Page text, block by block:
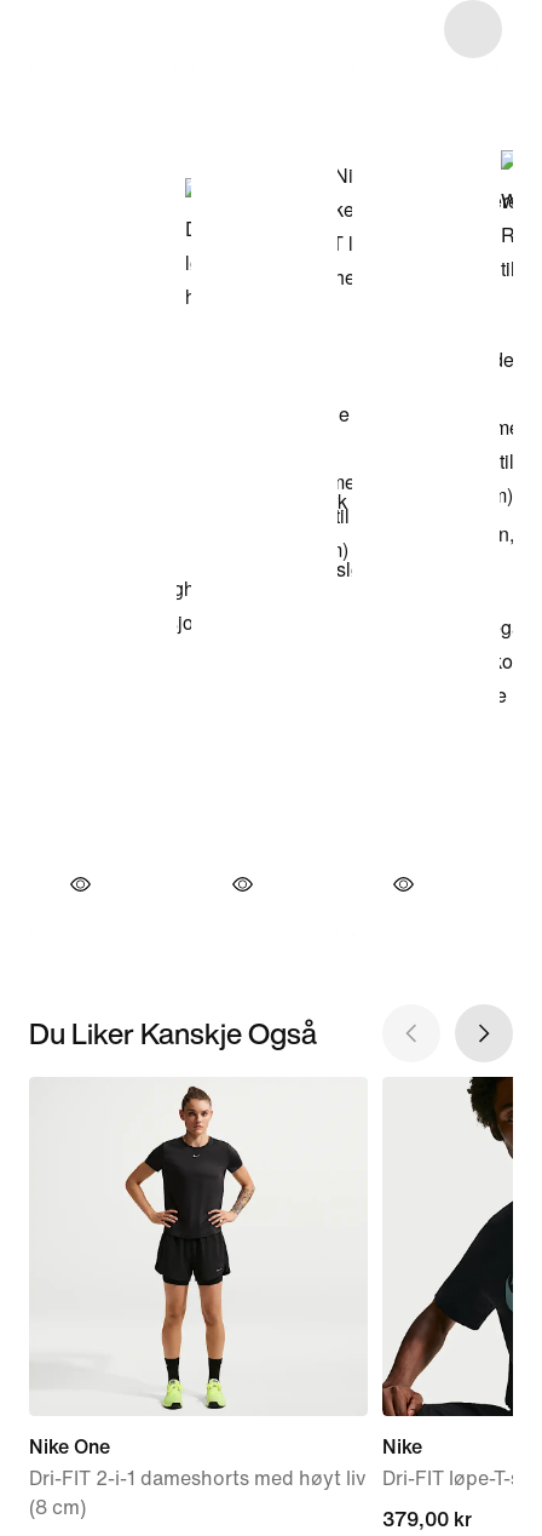
Du Liker Kanskje Også
Nike One
Dri-FIT 2-i-1 dameshorts med høyt liv
(8 cm)
Nike
Dri-FIT løpe-T-
379,00 kr
379,00 kr